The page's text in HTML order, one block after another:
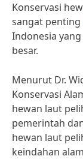
Konservasi
sangat penting
Indonesia
besar.
Menurut Dr.
Konservasi
hewan laut
pemerintah
hewan laut
keindahan